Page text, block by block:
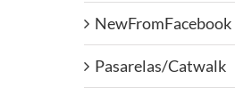
NewFromFacebook
Pasarelas/Catwalk